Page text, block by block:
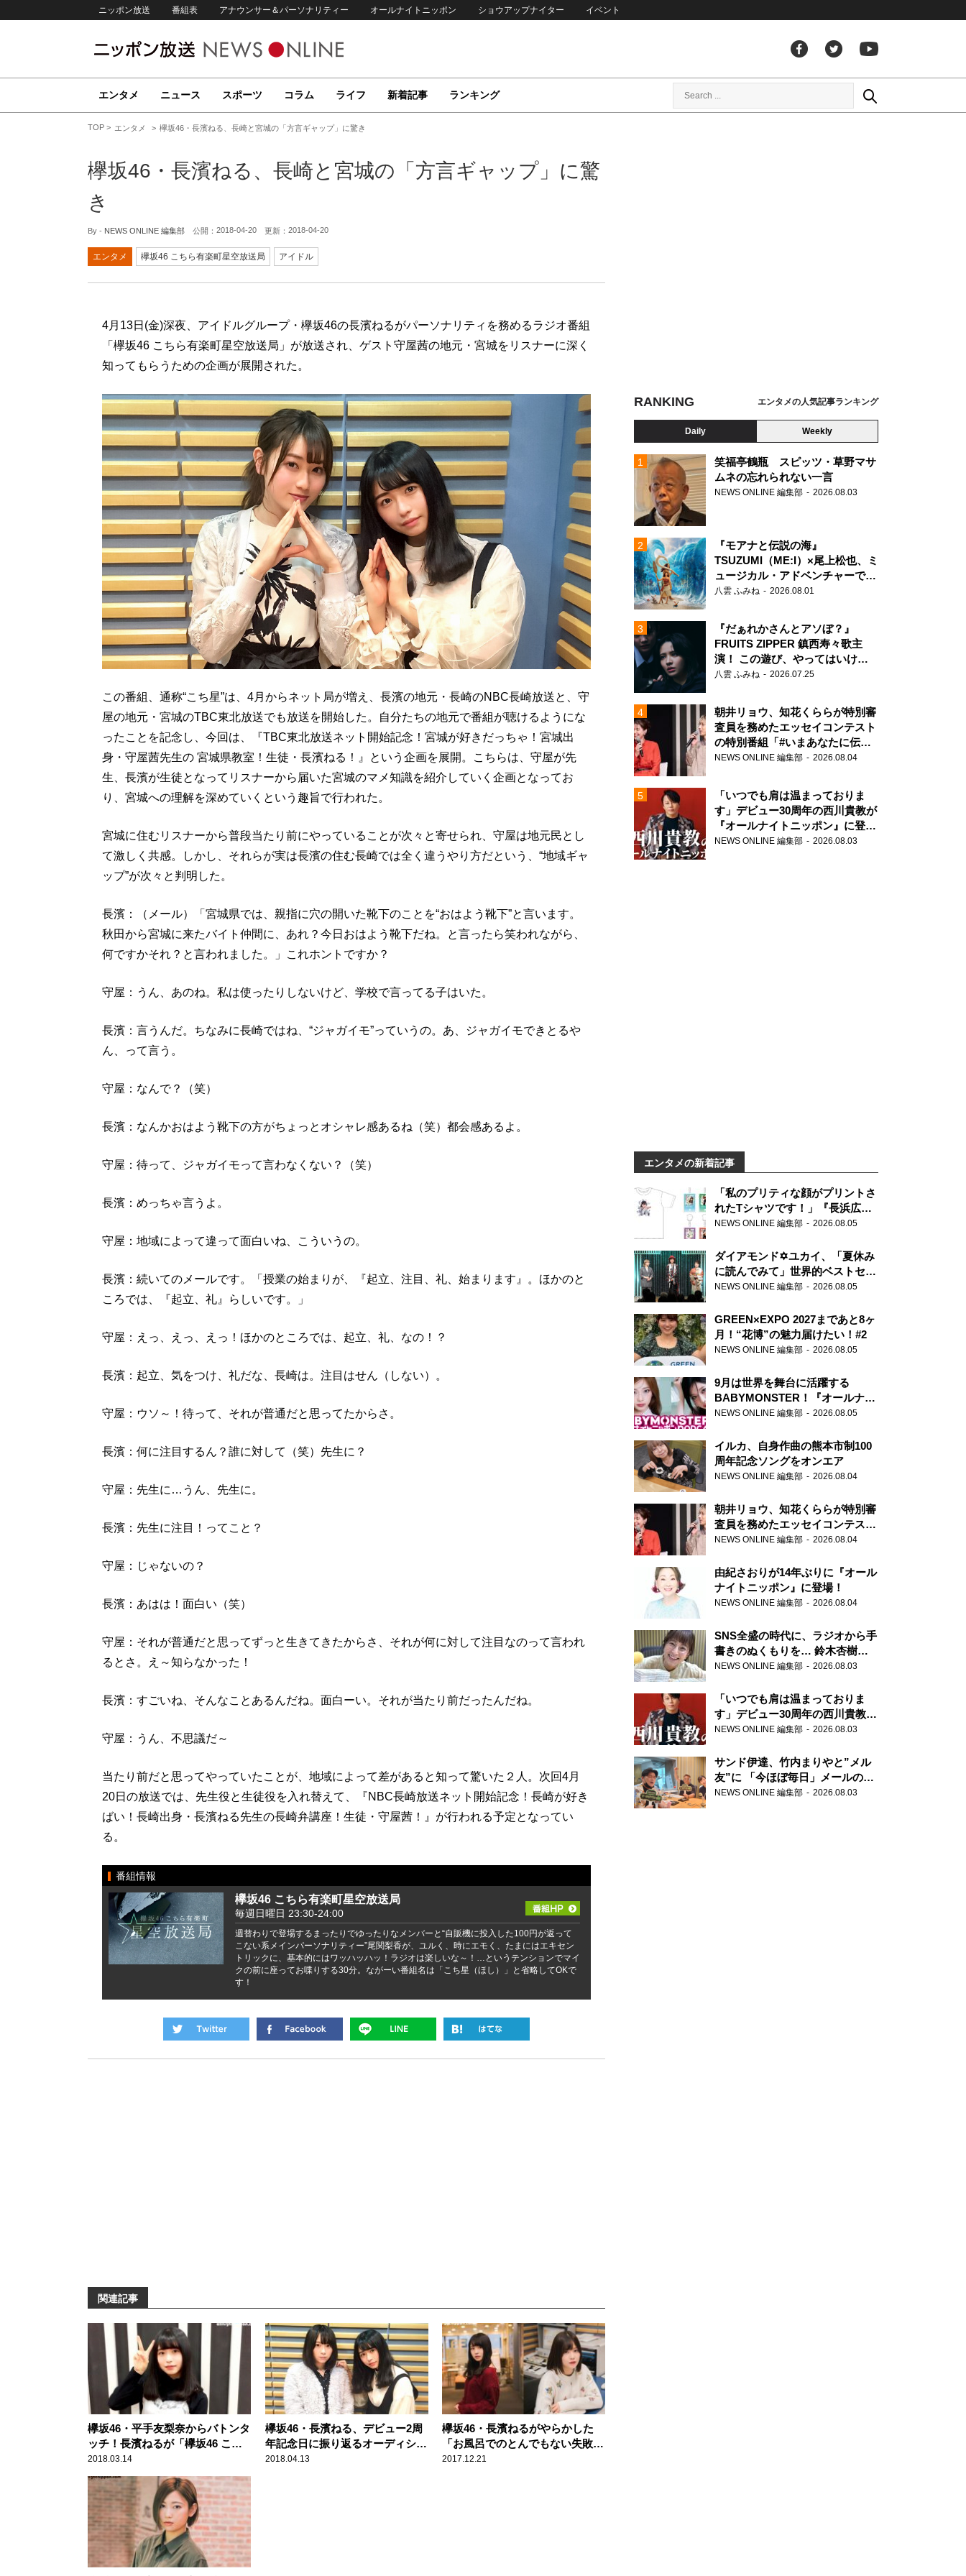
ニッポン放送 番組表 アナウンサー＆パーソナリティー オールナイトニッポン ショウアップナイター イベント
エンタメ ニュース スポーツ コラム ライフ 新着記事 ランキング
TOP エンタメ 欅坂46・長濱ねる、長崎と宮城の「方言ギャップ」に驚き
欅坂46・長濱ねる、長崎と宮城の「方言ギャップ」に驚
き
By - NEWS ONLINE 編集部 公開： 2018-04-20 更新： 2018-04-20
エンタメ 欅坂46 こちら有楽町星空放送局 アイドル
4月13日(金)深夜、アイドルグループ・欅坂46の長濱ねるがパーソナリティを務めるラジオ番組
「欅坂46 こちら有楽町星空放送局」が放送され、ゲスト守屋茜の地元・宮城をリスナーに深く
知ってもらうための企画が展開された。
この番組、通称“こち星”は、4月からネット局が増え、長濱の地元・長崎のNBC長崎放送と、守
屋の地元・宮城のTBC東北放送でも放送を開始した。自分たちの地元で番組が聴けるようにな
ったことを記念し、今回は、『TBC東北放送ネット開始記念！宮城が好きだっちゃ！宮城出
身・守屋茜先生の 宮城県教室！生徒・長濱ねる！』という企画を展開。こちらは、守屋が先
生、長濱が生徒となってリスナーから届いた宮城のマメ知識を紹介していく企画となってお
り、宮城への理解を深めていくという趣旨で行われた。
宮城に住むリスナーから普段当たり前にやっていることが次々と寄せられ、守屋は地元民とし
て激しく共感。しかし、それらが実は長濱の住む長崎では全く違うやり方だという、“地域ギャ
ップ”が次々と判明した。
長濱：（メール）「宮城県では、親指に穴の開いた靴下のことを“おはよう靴下”と言います。
秋田から宮城に来たバイト仲間に、あれ？今日おはよう靴下だね。と言ったら笑われながら、
何ですかそれ？と言われました。」これホントですか？
守屋：うん、あのね。私は使ったりしないけど、学校で言ってる子はいた。
長濱：言うんだ。ちなみに長崎ではね、“ジャガイモ”っていうの。あ、ジャガイモできとるや
ん、って言う。
守屋：なんで？（笑）
長濱：なんかおはよう靴下の方がちょっとオシャレ感あるね（笑）都会感あるよ。
守屋：待って、ジャガイモって言わなくない？（笑）
長濱：めっちゃ言うよ。
守屋：地域によって違って面白いね、こういうの。
長濱：続いてのメールです。「授業の始まりが、『起立、注目、礼、始まります』。ほかのと
ころでは、『起立、礼』らしいです。」
守屋：えっ、えっ、えっ！ほかのところでは、起立、礼、なの！？
長濱：起立、気をつけ、礼だな、長崎は。注目はせん（しない）。
守屋：ウソ～！待って、それが普通だと思ってたからさ。
長濱：何に注目するん？誰に対して（笑）先生に？
守屋：先生に…うん、先生に。
長濱：先生に注目！ってこと？
守屋：じゃないの？
長濱：あはは！面白い（笑）
守屋：それが普通だと思ってずっと生きてきたからさ、それが何に対して注目なのって言われ
るとさ。え～知らなかった！
長濱：すごいね、そんなことあるんだね。面白ーい。それが当たり前だったんだね。
守屋：うん、不思議だ～
当たり前だと思ってやっていたことが、地域によって差があると知って驚いた２人。次回4月
20日の放送では、先生役と生徒役を入れ替えて、『NBC長崎放送ネット開始記念！長崎が好き
ばい！長崎出身・長濱ねる先生の長崎弁講座！生徒・守屋茜！』が行われる予定となってい
る。
番組情報
欅坂46 こちら有楽町星空放送局
毎週日曜日 23:30-24:00
週替わりで登場するまったりでゆったりなメンバーと“自販機に投入した100円が返って
こない系メインパーソナリティー”尾関梨香が、ユルく、時にエモく、たまにはエキセン
トリックに、基本的にはワッハッハッ！ラジオは楽しいな～！…というテンションでマイ
クの前に座ってお喋りする30分。ながーい番組名は「こち星（ほし）」と省略してOKで
す！
関連記事
欅坂46・平手友梨奈からバトンタ
ッチ！長濱ねるが「欅坂46 こち
ら有楽町星空放送局」番組メイン
パーソナリティに！
2018.03.14
欅坂46・長濱ねる、デビュー2周
年記念日に振り返るオーディショ
ン当時の心境
2018.04.13
欅坂46・長濱ねるがやらかした
「お風呂でのとんでもない失敗」
とは！？
2017.12.21
RANKING エンタメの人気記事ランキング
Daily Weekly
笑福亭鶴瓶 スピッツ・草野マサ
ムネの忘れられない一言
NEWS ONLINE 編集部 2026.08.03
『モアナと伝説の海』
TSUZUMI（ME:I）×尾上松也、ミ
ュージカル・アドベンチャーで美
声を響かせる
八雲 ふみね 2026.08.01
『だぁれかさんとアソぼ？』
FRUITS ZIPPER 鎮西寿々歌主
演！ この遊び、やってはいけま
せん。
八雲 ふみね 2026.07.25
朝井リョウ、知花くららが特別審
査員を務めたエッセイコンテスト
の特別番組「#いまあなたに伝え
たいこと」
NEWS ONLINE 編集部 2026.08.04
「いつでも肩は温まっておりま
す」デビュー30周年の西川貴教が
『オールナイトニッポン』に登
場！
NEWS ONLINE 編集部 2026.08.03
エンタメの新着記事
「私のプリティな顔がプリントさ
れたTシャツです！」『長浜広奈
天下無双』初の番組グッズ発売
NEWS ONLINE 編集部 2026.08.05
ダイアモンド✡ユカイ、「夏休み
に読んでみて」世界的ベストセラ
ー『アナスタシア』を紹介
NEWS ONLINE 編集部 2026.08.05
GREEN×EXPO 2027まであと8ヶ
月！“花博”の魅力届けたい！#2
NEWS ONLINE 編集部 2026.08.05
9月は世界を舞台に活躍する
BABYMONSTER！『オールナイ
トニッポンPODCAST』月替わり
NEWS ONLINE 編集部 2026.08.05
イルカ、自身作曲の熊本市制100
周年記念ソングをオンエア
NEWS ONLINE 編集部 2026.08.04
朝井リョウ、知花くららが特別審
査員を務めたエッセイコンテスト
の特別番組「#いまあなたに伝え
NEWS ONLINE 編集部 2026.08.04
由紀さおりが14年ぶりに『オール
ナイトニッポン』に登場！
NEWS ONLINE 編集部 2026.08.04
SNS全盛の時代に、ラジオから手
書きのぬくもりを… 鈴木杏樹の
直筆はがきが届く！
郵便局
NEWS ONLINE 編集部 2026.08.03
「いつでも肩は温まっておりま
す」デビュー30周年の西川貴教が
『オールナイトニッポン』に登
NEWS ONLINE 編集部 2026.08.03
サンド伊達、竹内まりやと”メル
友”に 「今ほぼ毎日」メールのや
り取り明かす
NEWS ONLINE 編集部 2026.08.03